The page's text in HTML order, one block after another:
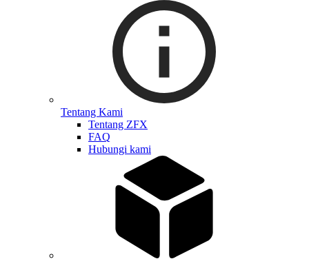
Tentang Kami
Tentang ZFX
FAQ
Hubungi kami